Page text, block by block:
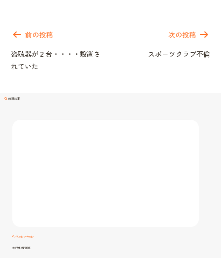
稿
ビ
ゲ
前の投稿
盗聴器が２台・・・・設置さ
れていた
次の投稿
スポーツクラブ不倫
関連記事
浮気調査（行動調査）
夫の手帳と暗号解読